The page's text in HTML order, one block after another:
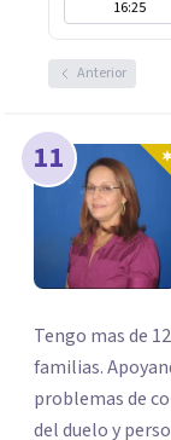
16:25
Anterior
11
Tengo mas de
familias.
problemas de
del duelo y